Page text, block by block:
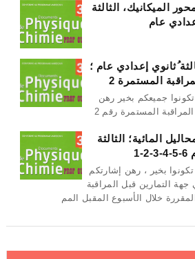
الميكانيك، الثالثة
عام
ُثانوي إعدادي عام ؛
المستمرة 2
المستمرة رقم 2
المائية؛ الثالثة
بخير ، رهن إشارتكم
التمارين قبل المراقبة